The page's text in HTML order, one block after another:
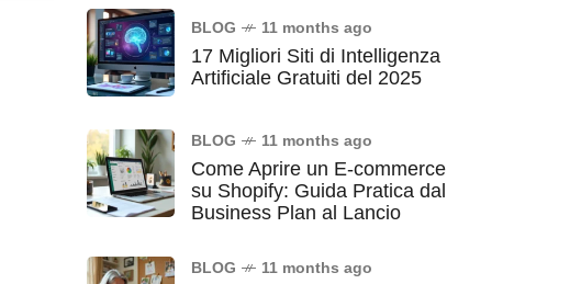
BLOG 11 months ago
17 Migliori Siti di Intelligenza
Artificiale Gratuiti del 2025
BLOG 11 months ago
Come Aprire un E-commerce
su Shopify: Guida Pratica dal
Business Plan al Lancio
BLOG 11 months ago